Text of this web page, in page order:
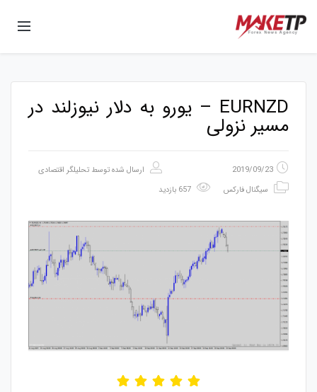
EURNZD – یورو به دلار نیوزلند در
مسیر نزولی
2019/09/23 ارسال شده توسط تحلیلگر اقتصادی
سیگنال فارکس